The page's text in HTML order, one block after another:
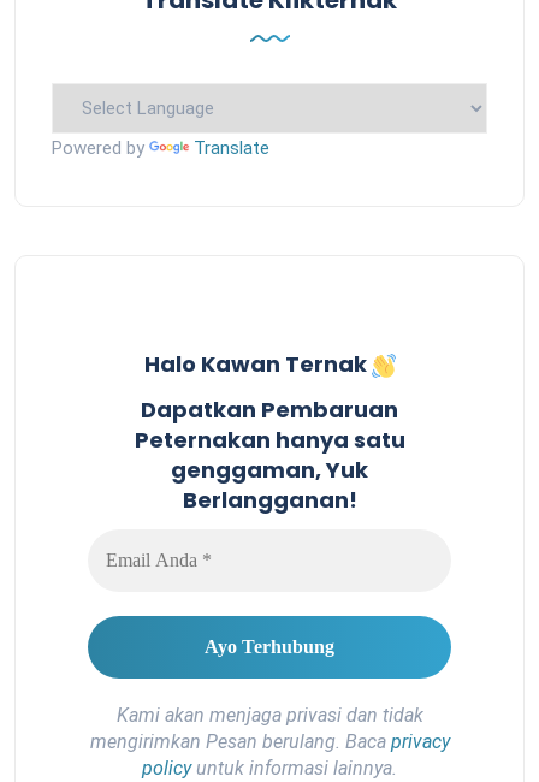
Powered by Translate
Halo Kawan Ternak
Dapatkan Pembaruan
Peternakan hanya satu
genggaman, Yuk
Berlangganan!
Kami akan menjaga privasi dan tidak
mengirimkan Pesan berulang. Baca privacy
policyuntuk informasi lainnya.